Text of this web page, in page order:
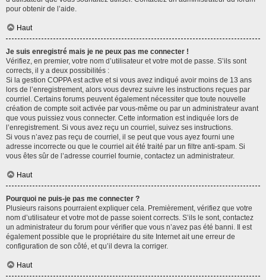
pour obtenir de l’aide.
Haut
Je suis enregistré mais je ne peux pas me connecter !
Vérifiez, en premier, votre nom d’utilisateur et votre mot de passe. S’ils sont
corrects, il y a deux possibilités :
Si la gestion COPPA est active et si vous avez indiqué avoir moins de 13 ans
lors de l’enregistrement, alors vous devrez suivre les instructions reçues par
courriel. Certains forums peuvent également nécessiter que toute nouvelle
création de compte soit activée par vous-même ou par un administrateur avant
que vous puissiez vous connecter. Cette information est indiquée lors de
l’enregistrement. Si vous avez reçu un courriel, suivez ses instructions.
Si vous n’avez pas reçu de courriel, il se peut que vous ayez fourni une
adresse incorrecte ou que le courriel ait été traité par un filtre anti-spam. Si
vous êtes sûr de l’adresse courriel fournie, contactez un administrateur.
Haut
Pourquoi ne puis-je pas me connecter ?
Plusieurs raisons pourraient expliquer cela. Premièrement, vérifiez que votre
nom d’utilisateur et votre mot de passe soient corrects. S’ils le sont, contactez
un administrateur du forum pour vérifier que vous n’avez pas été banni. Il est
également possible que le propriétaire du site Internet ait une erreur de
configuration de son côté, et qu’il devra la corriger.
Haut